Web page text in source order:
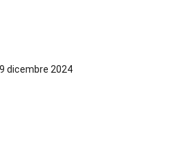
dicembre 2024